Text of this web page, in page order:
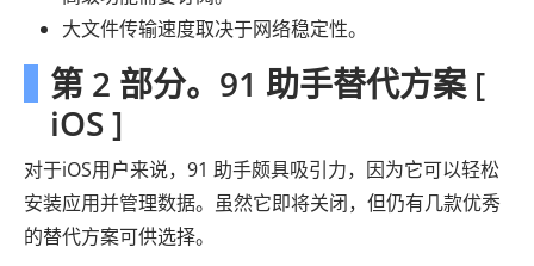
大文件传输速度取决于网络稳定性。
第 2 部分。91 助手替代方案 [
iOS ]
对于iOS用户来说，91 助手颇具吸引力，因为它可以轻松
安装应用并管理数据。虽然它即将关闭，但仍有几款优秀
的替代方案可供选择。